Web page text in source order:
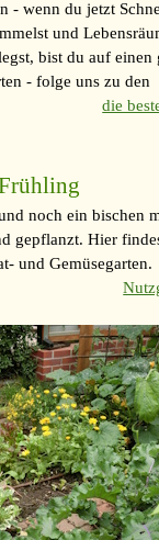
- wenn du jetzt
und
bist du auf einen
- folge uns zu den
die
noch ein bischen
gepflanzt. Hier
und Gemüsegarten.